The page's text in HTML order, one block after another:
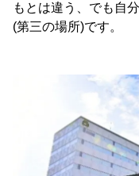
もとは違う、でも自
(第三の場所)です。